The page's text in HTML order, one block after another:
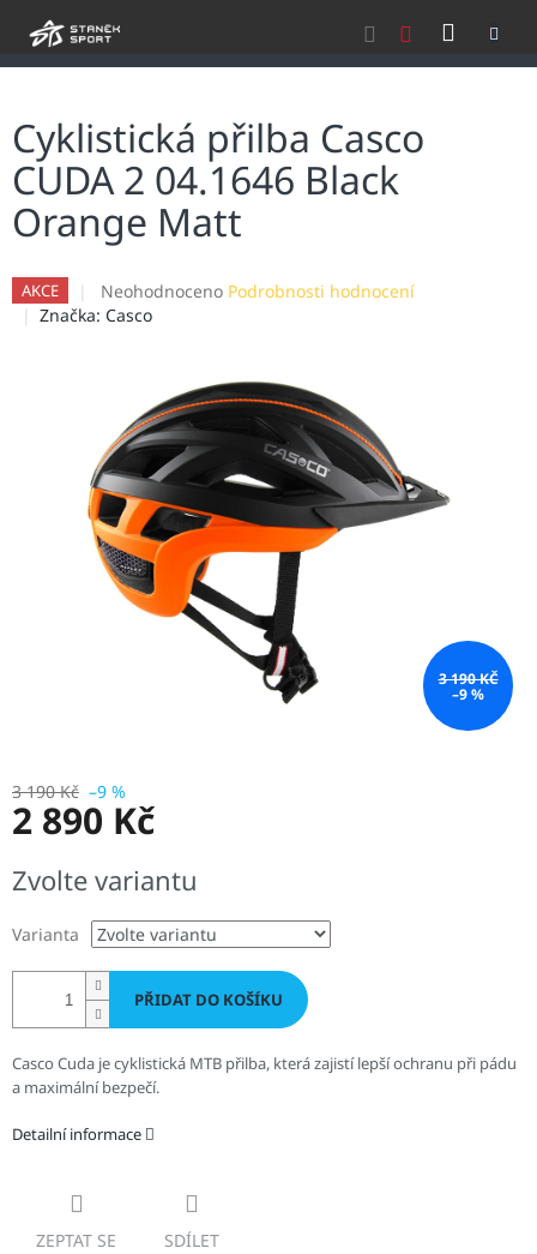
Cyklistická přilba Casco
CUDA 2 04.1646 Black
Orange Matt
AKCE
Průměrné
hodnocení
hvězdiček.
Neohodnoceno Podrobnosti hodnocení
Značka: Casco
3 190 KČ
–9 %
3 190 Kč –9 %
2 890 Kč
cena:
Zvolte variantu
Varianta
PŘIDAT DO KOŠÍKU
Casco Cuda je cyklistická MTB přilba, která zajistí lepší ochranu při pádu
a maximální bezpečí.
Detailní informace
ZEPTAT SE SDÍLET